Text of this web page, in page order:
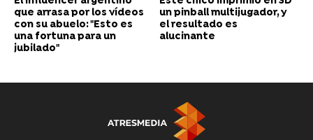
que arrasa por los vídeos
con su abuelo: "Esto es
una fortuna para un
jubilado"
un pinball multijugador, y
el resultado es
alucinante